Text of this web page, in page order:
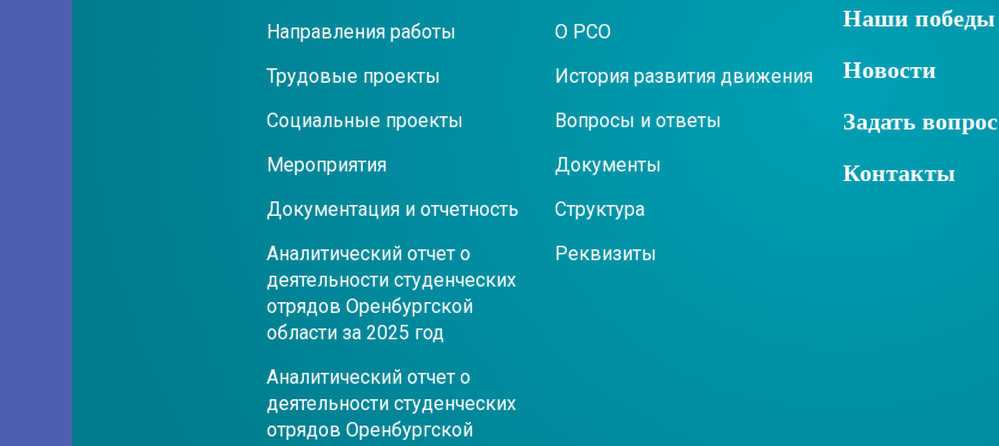
Направления работы
Трудовые проекты
Социальные проекты
Мероприятия
Документация и отчетность
Аналитический отчет о
деятельности студенческих
отрядов Оренбургской
области за 2025 год
Аналитический отчет о
деятельности студенческих
отрядов Оренбургской
О РСО
История развития движения
Вопросы и ответы
Документы
Структура
Реквизиты
Наши победы
Новости
Задать вопрос
Контакты